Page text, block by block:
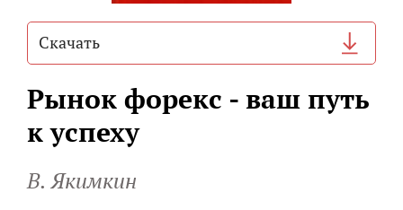
Cкачать
Рынок форекс - ваш путь
к успеху
В. Якимкин